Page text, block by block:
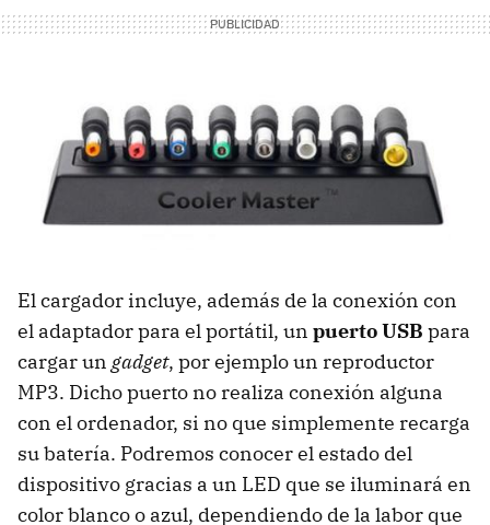
El cargador incluye, además de la conexión con
el adaptador para el portátil, un puerto USB para
cargar un gadget, por ejemplo un reproductor
MP3. Dicho puerto no realiza conexión alguna
con el ordenador, si no que simplemente recarga
su batería. Podremos conocer el estado del
dispositivo gracias a un LED que se iluminará en
color blanco o azul, dependiendo de la labor que